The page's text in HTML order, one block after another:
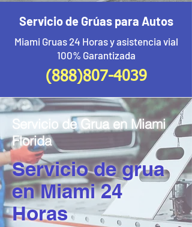
Servicio de Grúas para Autos
Miami Gruas 24 Horas y asistencia vial
100% Garantizada
(888)807-4039
Servicio de Grua en Miami
Florida
Servicio de grua
en Miami 24
Horas